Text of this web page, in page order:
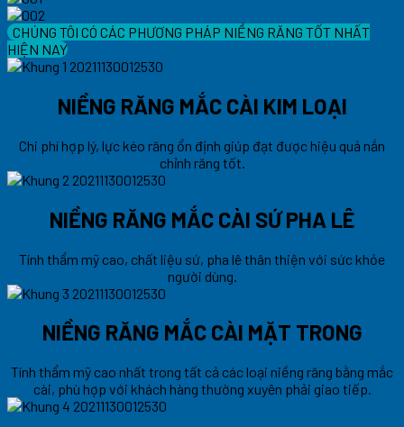
CHÚNG TÔI CÓ CÁC PHƯƠNG PHÁP NIỀNG RĂNG TỐT NHẤT
HIỆN NAY
NIỀNG RĂNG MẮC CÀI KIM LOẠI
Chi phí hợp lý, lực kéo răng ổn định giúp đạt được hiệu quả nắn
chỉnh răng tốt.
NIỀNG RĂNG MẮC CÀI SỨ PHA LÊ
Tính thẩm mỹ cao, chất liệu sứ, pha lê thân thiện với sức khỏe
người dùng.
NIỀNG RĂNG MẮC CÀI MẶT TRONG
Tính thẩm mỹ cao nhất trong tất cả các loại niềng răng bằng mắc
cài, phù hợp với khách hàng thường xuyên phải giao tiếp.